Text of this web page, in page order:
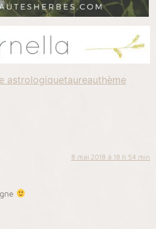
astrologiquetaureauthème
8 mai 2018 à 18 h 54 min